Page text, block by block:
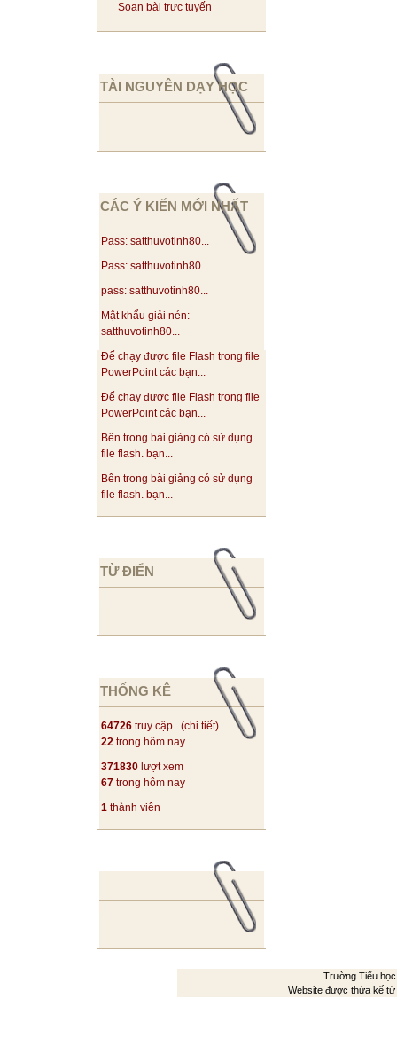
Soạn bài trực tuyến
TÀI NGUYÊN DẠY HỌC
CÁC Ý KIẾN MỚI NHẤT
Pass: satthuvotinh80...
Pass: satthuvotinh80...
pass: satthuvotinh80...
Mật khẩu giải nén:
satthuvotinh80...
Để chạy được file Flash trong file
PowerPoint các bạn...
Để chạy được file Flash trong file
PowerPoint các bạn...
Bên trong bài giảng có sử dụng
file flash. bạn...
Bên trong bài giảng có sử dụng
file flash. bạn...
TỪ ĐIỂN
THỐNG KÊ
64726 truy cập (chi tiết)
22 trong hôm nay
371830 lượt xem
67 trong hôm nay
1 thành viên
Trường Tiểu học
Website được thừa kế từ